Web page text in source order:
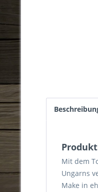
Mit dem
Ungarns
Make in